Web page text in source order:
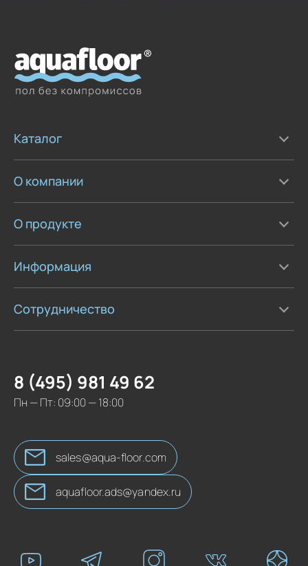
Каталог
О компании
О продукте
Информация
Сотрудничество
8 (495) 981 49 62
Пн — Пт: 09:00 — 18:00
sales@aqua-floor.com
aquafloor.ads@yandex.ru